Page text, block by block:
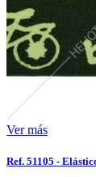
Ver más
Ref. 51105 -